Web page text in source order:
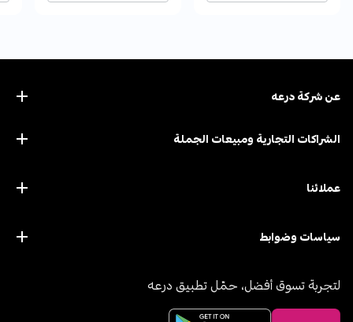
عن ﺷﺮﻛﺔ درﻋﻪ
الشراكات التجارية ومبيعات الجملة
عملائنا
سياسات وضوابط
لتجربة تسوق أفضل، حمّل تطبيق درعه